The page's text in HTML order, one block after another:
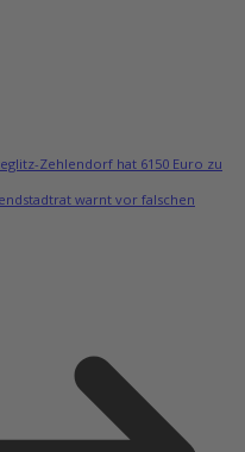
Zehlendorf hat 6150 Euro zu
warnt vor falschen